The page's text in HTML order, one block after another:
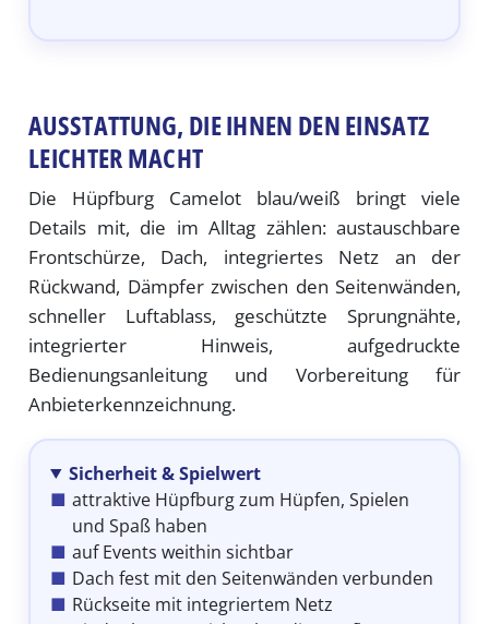
AUSSTATTUNG, DIE IHNEN DEN EINSATZ
LEICHTER MACHT
Die Hüpfburg Camelot blau/weiß bringt viele
Details mit, die im Alltag zählen: austauschbare
Frontschürze, Dach, integriertes Netz an der
Rückwand, Dämpfer zwischen den Seitenwänden,
schneller Luftablass, geschützte Sprungnähte,
integrierter Hinweis, aufgedruckte
Bedienungsanleitung und Vorbereitung für
Anbieterkennzeichnung.
Sicherheit & Spielwert
attraktive Hüpfburg zum Hüpfen, Spielen
und Spaß haben
auf Events weithin sichtbar
Dach fest mit den Seitenwänden verbunden
Rückseite mit integriertem Netz